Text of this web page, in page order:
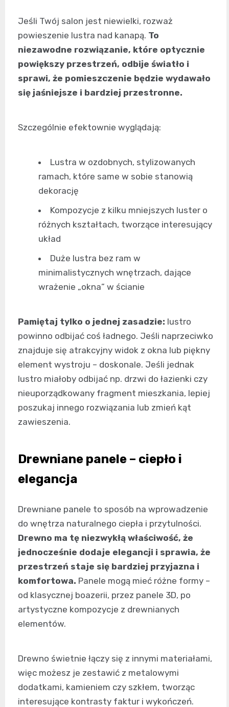
Jeśli Twój salon jest niewielki, rozważ
powieszenie lustra nad kanapą. To
niezawodne rozwiązanie, które optycznie
powiększy przestrzeń, odbije światło i
sprawi, że pomieszczenie będzie wydawało
się jaśniejsze i bardziej przestronne.
Szczególnie efektownie wyglądają:
Lustra w ozdobnych, stylizowanych
ramach, które same w sobie stanowią
dekorację
Kompozycje z kilku mniejszych luster o
różnych kształtach, tworzące interesujący
układ
Duże lustra bez ram w
minimalistycznych wnętrzach, dające
wrażenie „okna” w ścianie
Pamiętaj tylko o jednej zasadzie: lustro
powinno odbijać coś ładnego. Jeśli naprzeciwko
znajduje się atrakcyjny widok z okna lub piękny
element wystroju – doskonale. Jeśli jednak
lustro miałoby odbijać np. drzwi do łazienki czy
nieuporządkowany fragment mieszkania, lepiej
poszukaj innego rozwiązania lub zmień kąt
zawieszenia.
Drewniane panele – ciepło i
elegancja
Drewniane panele to sposób na wprowadzenie
do wnętrza naturalnego ciepła i przytulności.
Drewno ma tę niezwykłą właściwość, że
jednocześnie dodaje elegancji i sprawia, że
przestrzeń staje się bardziej przyjazna i
komfortowa. Panele mogą mieć różne formy –
od klasycznej boazerii, przez panele 3D, po
artystyczne kompozycje z drewnianych
elementów.
Drewno świetnie łączy się z innymi materiałami,
więc możesz je zestawić z metalowymi
dodatkami, kamieniem czy szkłem, tworząc
interesujące kontrasty faktur i wykończeń.